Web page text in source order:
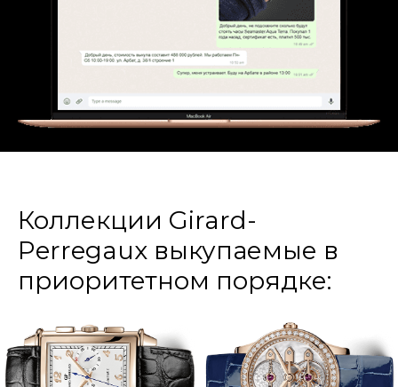
Коллекции Girard-
Perregaux выкупаемые в
приоритетном порядке: